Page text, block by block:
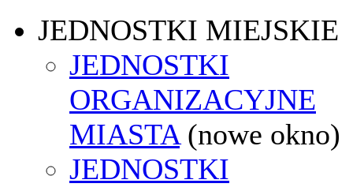
JEDNOSTKI MIEJSKIE
JEDNOSTKI
ORGANIZACYJNE
MIASTA (nowe okno)
JEDNOSTKI